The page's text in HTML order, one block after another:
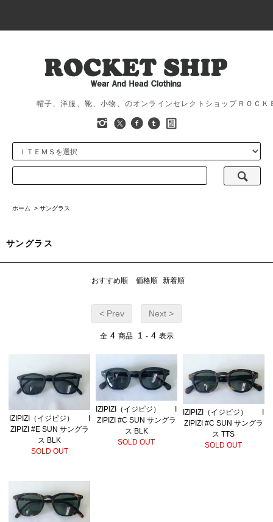
帽子、洋服、靴、小物、のオンラインセレクトショップＲＯＣ
ホーム > サングラス
サングラス
おすすめ順 価格順 新着順
< Prev Next >
全 4 商品 1 - 4 表示
IZIPIZI（イジピジ） I
ZIPIZI #E SUN サングラ
ス BLK
SOLD OUT
IZIPIZI（イジピジ） I
ZIPIZI #C SUN サングラ
ス BLK
SOLD OUT
IZIPIZI（イジピジ） I
ZIPIZI #C SUN サングラ
ス TTS
SOLD OUT